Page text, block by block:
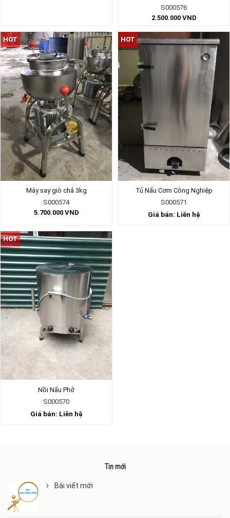
S000576
2.500.000 VND
HOT
Máy say giò chả 3kg
S000574
5.700.000 VND
HOT
Tủ Nấu Cơm Công Nghiệp
S000571
Giá bán: Liên hệ
HOT
Nồi Nấu Phở
S000570
Giá bán: Liên hệ
Tin mới
Bài viết mới